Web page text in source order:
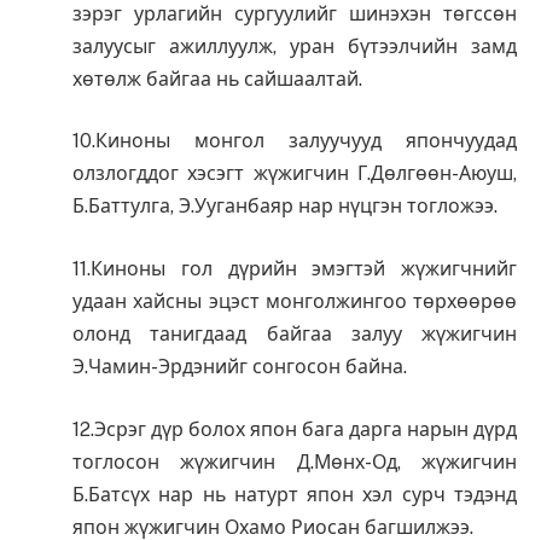
зэрэг урлагийн сургуулийг шинэхэн төгссөн
залуусыг ажиллуулж, уран бүтээлчийн замд
хөтөлж байгаа нь сайшаалтай.
10.Киноны монгол залуучууд япончуудад
олзлогддог хэсэгт жүжигчин Г.Дөлгөөн-Аюуш,
Б.Баттулга, Э.Ууганбаяр нар нүцгэн тогложээ.
11.Киноны гол дүрийн эмэгтэй жүжигчнийг
удаан хайсны эцэст монголжингоо төрхөөрөө
олонд танигдаад байгаа залуу жүжигчин
Э.Чамин-Эрдэнийг сонгосон байна.
12.Эсрэг дүр болох япон бага дарга нарын дүрд
тоглосон жүжигчин Д.Мөнх-Од, жүжигчин
Б.Батсүх нар нь натурт япон хэл сурч тэдэнд
япон жүжигчин Охамо Риосан багшилжээ.